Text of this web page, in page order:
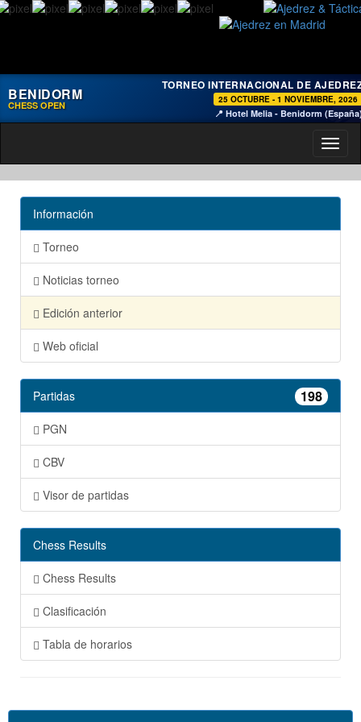
BENIDORM
CHESS OPEN
TORNEO INTERNACIONAL DE
25 OCTUBRE - 1 NOVIEMBRE, 2026
📍 Hotel Melia - Benidorm
Información
Torneo
Noticias torneo
Edición anterior
Web oficial
Partidas 198
PGN
CBV
Visor de partidas
Chess Results
Chess Results
Clasificación
Tabla de horarios